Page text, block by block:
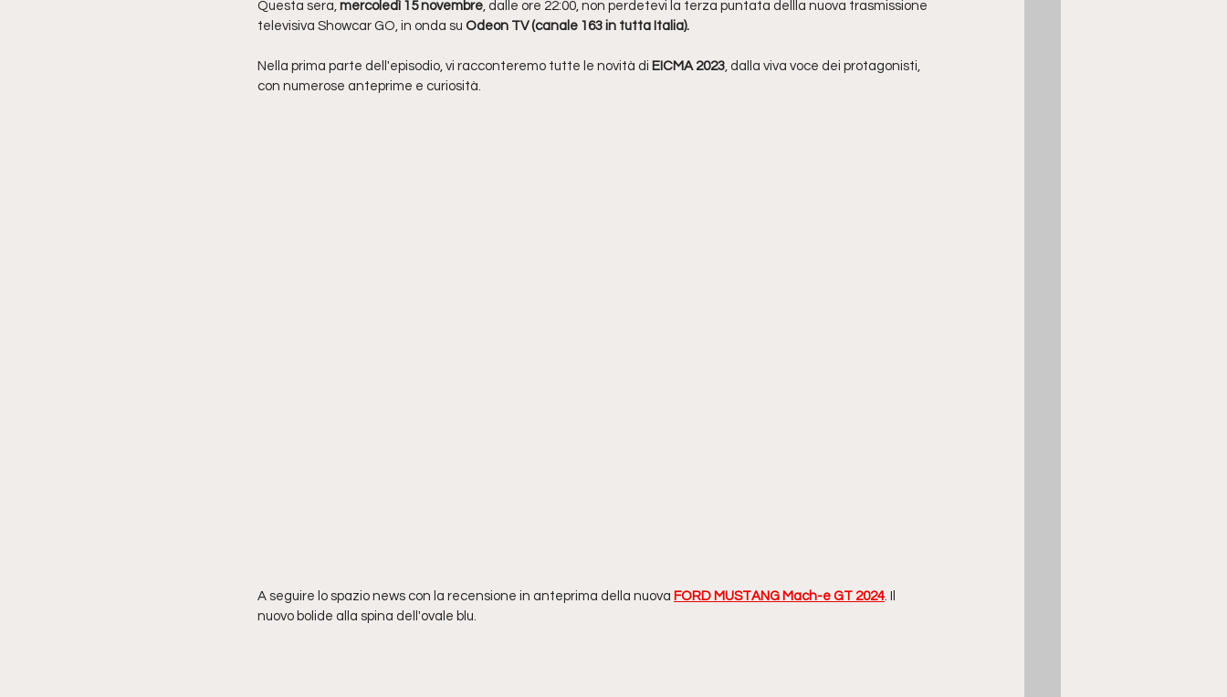
Questa sera, mercoledì 15 novembre , dalle ore 22:00, non perdetevi la terza puntata dellla nuova trasmissione
televisiva Showcar GO, in onda su Odeon TV (canale 163 in tutta Italia).
Nella prima parte dell'episodio, vi racconteremo tutte le novità di EICMA 2023 , dalla viva voce dei protagonisti,
con numerose anteprime e curiosità.
A seguire lo spazio news con la recensione in anteprima della nuova FORD MUSTANG Mach-e GT 2024. Il
nuovo bolide alla spina dell'ovale blu.